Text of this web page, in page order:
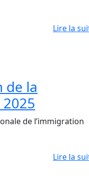
Lire la
de la
de l’immigration
Lire la